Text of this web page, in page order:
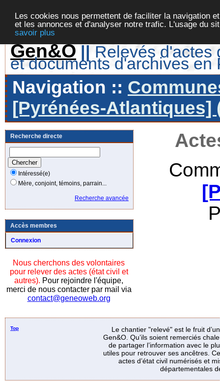
Les cookies nous permettent de faciliter la navigation
et les annonces et d'analyser notre trafic. L'usage du
savoir plus
Gen&O || Relevés d'actes
et documents d'archives en
Navigation ::
[Pyrénées-Atlantiques]
Recherche directe
Intéressé(e)
Mère, conjoint, témoins, parrain...
Recherche avancée
Accès membres
Connexion
Nous cherchons des volontaires
pour relever des actes (état civil et
autres). Pour rejoindre l'équipe,
merci de nous contacter par mail via
contact@geneoweb.org
Top
Le chantier "relevé" est le fruit
Gen&O. Qu’ils soient remerciés
de partager l’information avec le
utiles pour retrouver ses ancêtres.
actes d’état civil numérisés et
départementales